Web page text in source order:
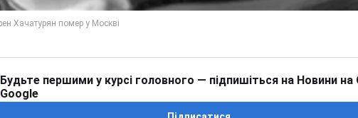
Будьте першими у курсі головного — підпишіться на Новини на
Google